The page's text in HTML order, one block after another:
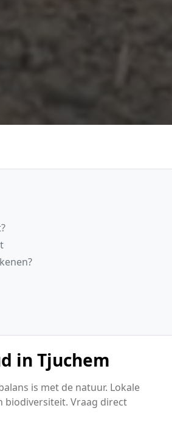
in Tjuchem
is met de natuur. Lokale
biodiversiteit. Vraag direct